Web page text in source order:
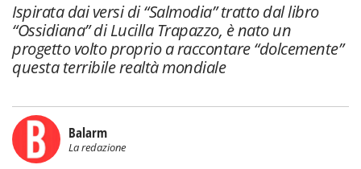
Ispirata dai versi di “Salmodia” tratto dal libro
“Ossidiana” di Lucilla Trapazzo, è nato un
progetto volto proprio a raccontare “dolcemente”
questa terribile realtà mondiale
Balarm
La redazione